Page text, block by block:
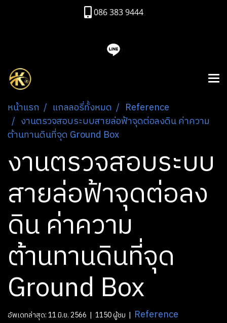
086 383 9444
หน้าแรก แกลลอรี่ทั้งหมด
Reference
งานตรวจสอบระบบสายล่อฟ้าจุดต่อลงดิน ค่าความ
ต้านทานดินที่จุด Ground Box
งานตรวจสอบระบบ
สายล่อฟ้าจุดต่อลง
ดิน ค่าความ
ต้านทานดินที่จุด
Ground Box
อัพเดทล่าสุด: 11 มิ.ย. 2566 | 1150 ผู้ชม | Reference